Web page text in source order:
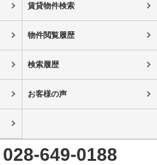
賃貸物件検索
物件閲覧履歴
検索履歴
お客様の声
028-649-0188